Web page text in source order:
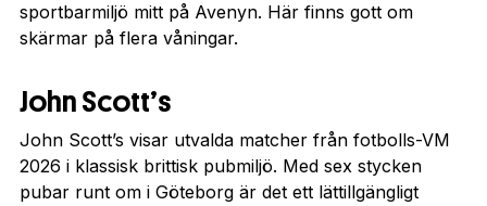
sportbarmiljö mitt på Avenyn. Här finns gott om
skärmar på flera våningar.
John Scott’s
John Scott’s visar utvalda matcher från fotbolls-VM
2026 i klassisk brittisk pubmiljö. Med sex stycken
pubar runt om i Göteborg är det ett lättillgängligt